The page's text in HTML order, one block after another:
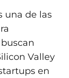
una de las
Valley
en